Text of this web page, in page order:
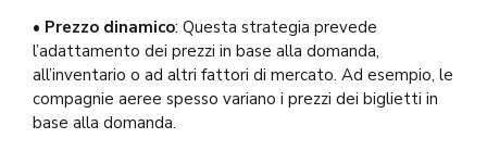
• Prezzo dinamico: Questa strategia prevede
l’adattamento dei prezzi in base alla domanda,
all’inventario o ad altri fattori di mercato. Ad esempio, le
compagnie aeree spesso variano i prezzi dei biglietti in
base alla domanda.